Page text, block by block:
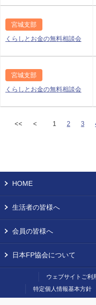
宮城支部
くらしとお金の無料相談会
宮城支部
くらしとお金の無料相談会
<< < 1 2 3
HOME
生活者の皆様へ
会員の皆様へ
日本FP協会について
ウェブサイトご利
特定個人情報基本方針